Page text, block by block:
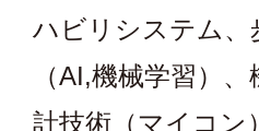
ハビリシステム、
（AI,機械学習）
計技術（マイコン